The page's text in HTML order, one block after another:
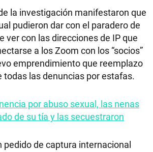
la investigación manifestaron que
pudieron dar con el paradero de
ver con las direcciones de IP que
a los Zoom con los “socios”
emprendimiento que reemplazo
todas las denuncias por estafas.
por abuso sexual, las nenas
de su tía y las secuestraron
pedido de captura internacional